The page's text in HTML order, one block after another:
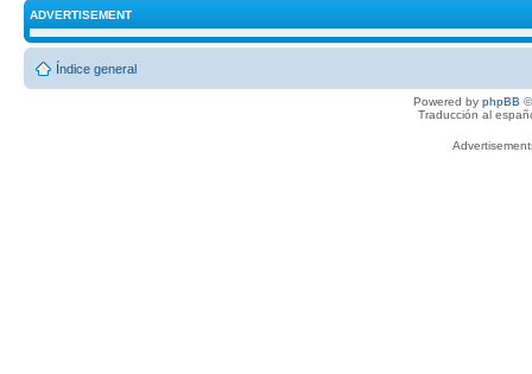
ADVERTISEMENT
Índice general
Powered by phpBB
Traducción al